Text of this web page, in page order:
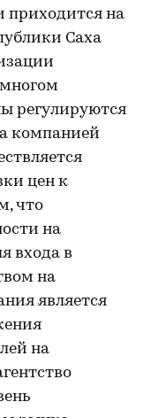
приходится на
Саха
регулируются
компанией
цен к
что
на
входа в
на
является
на